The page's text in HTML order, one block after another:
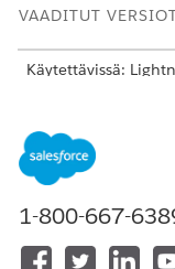
VAADITUT
Käytettävissä:
versioissa, joissa
Cloud- ja Data
käyttöön:
1-800-667-